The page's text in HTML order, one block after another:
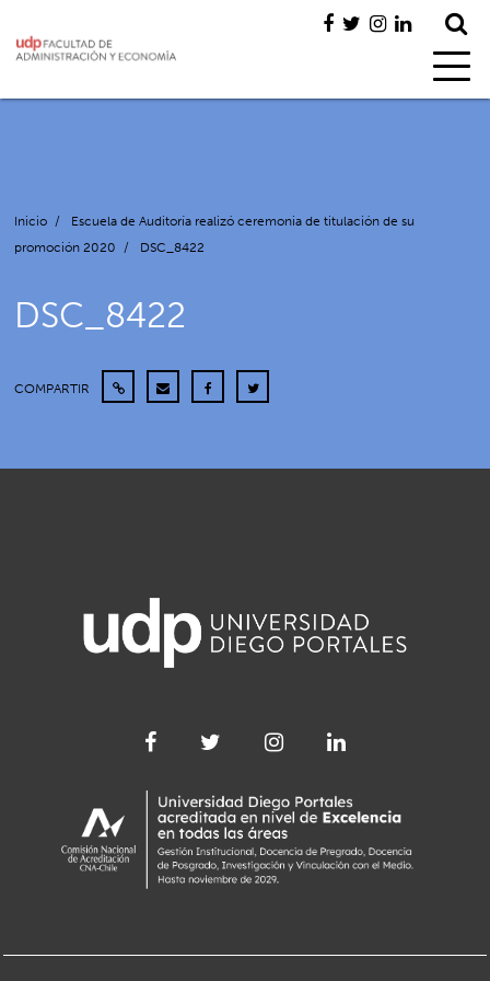
Inicio /
Escuela de Auditoría realizó ceremonia de titulación de su
promoción 2020
/ DSC_8422
DSC_8422
COMPARTIR